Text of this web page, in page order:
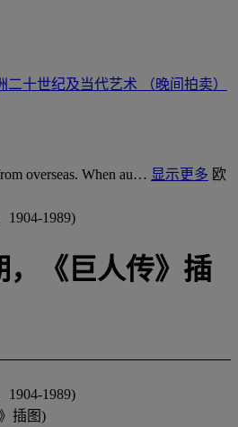
二十世纪及当代艺术 （晚间拍卖）
overseas. When au… 显示更多 欧
1904-1989)
，《巨人传》插
1904-1989)
插图)